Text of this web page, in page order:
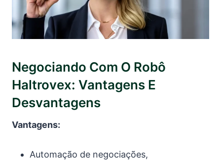
Negociando Com O Robô
Haltrovex: Vantagens E
Desvantagens
Vantagens:
Automação de negociações,